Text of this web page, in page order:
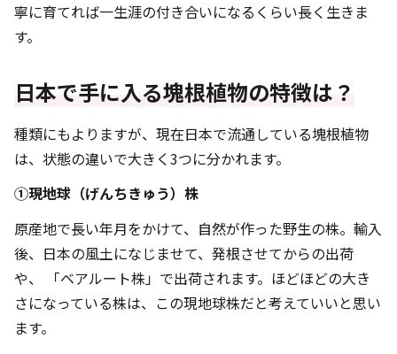
寧に育てれば一生涯の付き合いになるくらい長く生きま
す。
日本で手に入る塊根植物の特徴は？
種類にもよりますが、現在日本で流通している塊根植物
は、状態の違いで大きく3つに分かれます。
①現地球（げんちきゅう）株
原産地で長い年月をかけて、自然が作った野生の株。輸入
後、日本の風土になじませて、発根させてからの出荷
や、 「ベアルート株」で出荷されます。ほどほどの大き
さになっている株は、この現地球株だと考えていいと思い
ます。